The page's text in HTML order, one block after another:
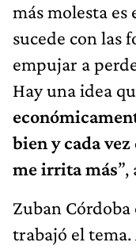
más molesta es
sucede con las
empujar a
Hay una idea
bien y cada
me irrita más
Zuban Córdoba
trabajó el tema.